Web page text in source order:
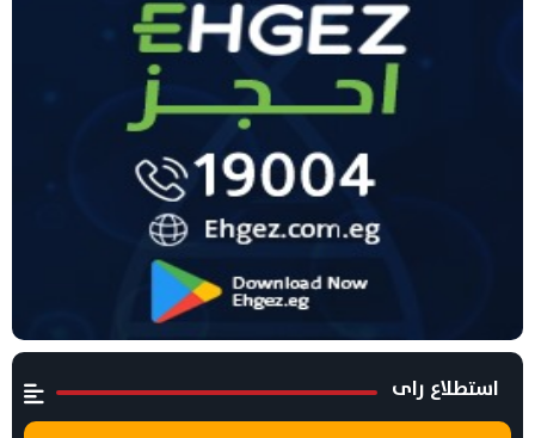
استطلاع راى